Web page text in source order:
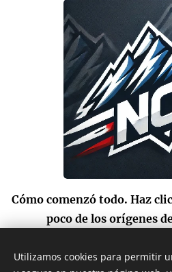
Cómo comenzó todo. Haz
poco de los orígenes
Utilizamos cookies para permitir